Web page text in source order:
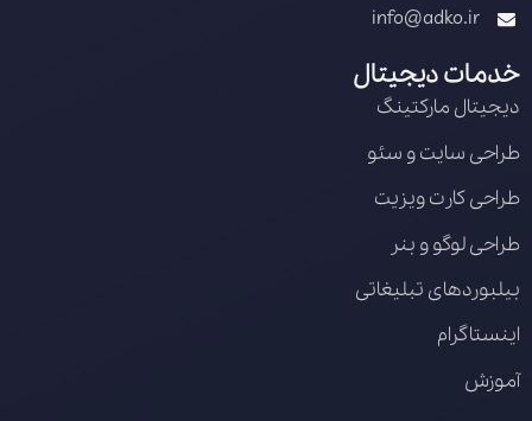
info@adko.ir
خدمات دیجیتال
دیجیتال مارکتینگ
طراحی سایت و سئو
طراحی کارت ویزیت
طراحی لوگو و بنر
بیلبوردهای تبلیغاتی
اینستاگرام
آموزش